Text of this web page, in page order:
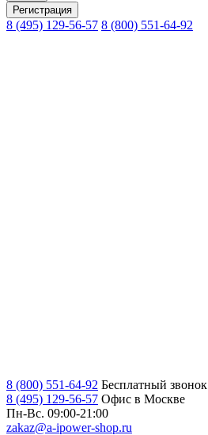
Регистрация
8 (495) 129-56-57 8 (800) 551-64-92
8 (800) 551-64-92 Бесплатный звонок
8 (495) 129-56-57 Офис в Москве
Пн-Вс. 09:00-21:00
zakaz@a-ipower-shop.ru